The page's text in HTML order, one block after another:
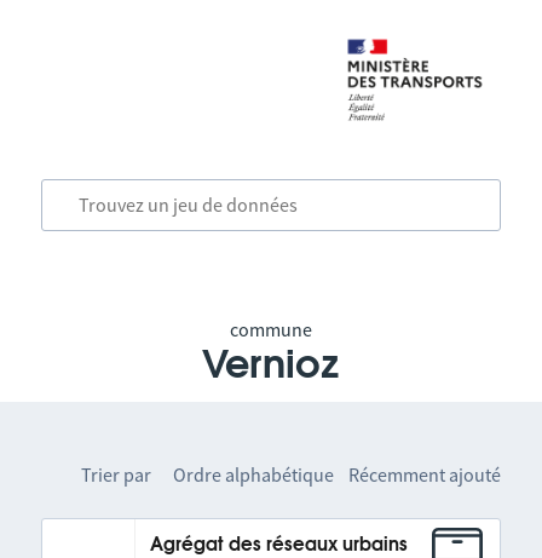
commune
Vernioz
Trier par Ordre alphabétique Récemment ajouté
Agrégat des réseaux urbains